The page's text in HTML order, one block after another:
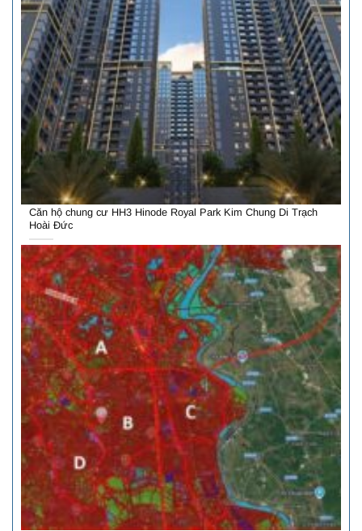
Căn hộ chung cư HH3 Hinode Royal Park Kim Chung Di Trạch
Hoài Đức